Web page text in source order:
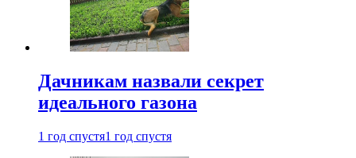
Дачникам назвали секрет
идеального газона
1 год спустя1 год спустя